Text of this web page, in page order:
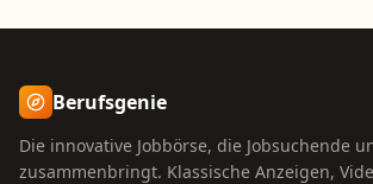
Berufsgenie
Die innovative Jobbörse, die Jobsuchende
zusammenbringt. Klassische Anzeigen,